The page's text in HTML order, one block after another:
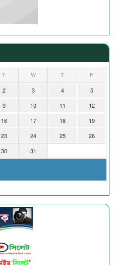
T W T F
2 3 4
5
9 10 11
12
16 17 18
19
23 24 25
26
30 31